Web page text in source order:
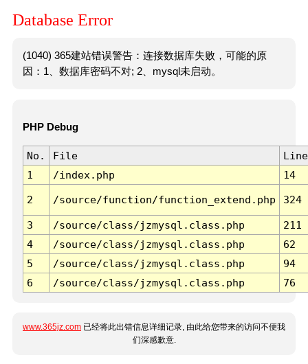
Database Error
(1040) 365建站错误警告：连接数据库失败，可能的原
因：1、数据库密码不对; 2、mysql未启动。
PHP Debug
No. File
Line
1
/index.php 14
2 /source/function/function_extend.php 324
3 /source/class/jzmysql.class.php
211
4
/source/class/jzmysql.class.php
62
5
/source/class/jzmysql.class.php
94
6
/source/class/jzmysql.class.php 76
www.365jz.com 已经将此出错信息详细记录, 由此给您带来的访问不便我
们深感歉意.